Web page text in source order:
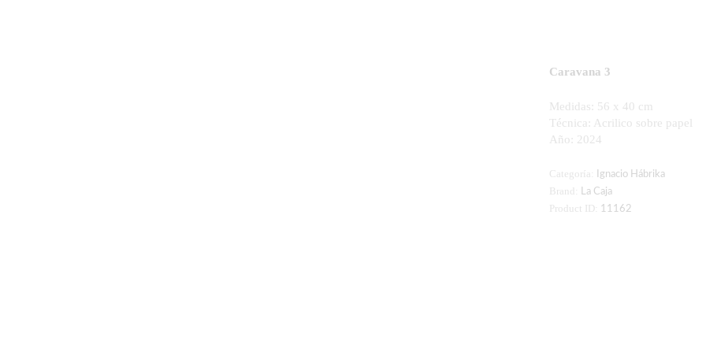
Caravana 3
Medidas:
56 x 40 cm
Técnica:
Acrilico sobre papel
Año: 2024
Categoría: Ignacio Hábrika
Brand: La Caja
Product ID: 11162